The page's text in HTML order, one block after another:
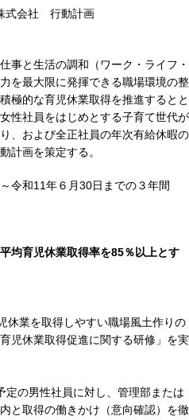
式会社 行動計画
事と生活の調和（ワーク・ライフ・
を最大限に発揮できる職場環境の整
極的な育児休業取得を推進するとと
性社員をはじめとする子育て世代が
、および全正社員の年次有給休暇の
計画を策定する。
令和11年６月30日までの３年間
均育児休業取得率を85％以上とす
業を取得しやすい職場風土作りの
児休業取得促進に関する研修」を実
の男性社員に対し、管理部または
と取得の働きかけ（意向確認）を徹